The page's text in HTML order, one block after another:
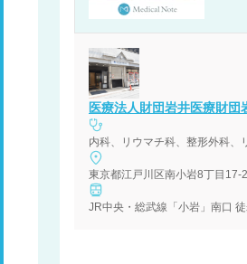
医療法人財団岩井医療財団
内科、リウマチ科、整形外科、
東京都江戸川区南小岩8丁目17-2
JR中央・総武線「小岩」南口